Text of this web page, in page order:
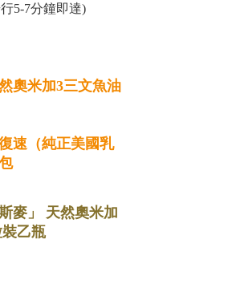
5-7分鐘即達)
奧米加3三文魚油
速（純正美國乳
麥」 天然奧米加
乙瓶